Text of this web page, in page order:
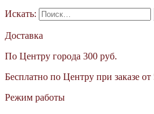
Искать:
Доставка
По Центру города 300 руб.
Бесплатно по Центру при заказе от
Режим работы